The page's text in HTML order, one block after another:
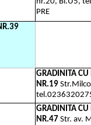
PRE
GRADINITA
NR.19
GRADINITA CU
NR.47 Str. av.